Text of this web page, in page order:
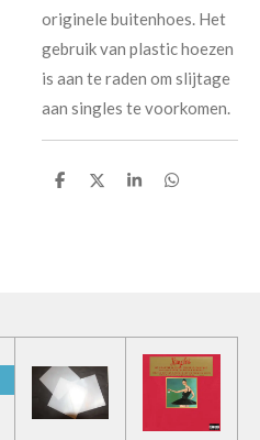
originele buitenhoes. Het
gebruik van plastic hoezen
is aan te raden om slijtage
aan singles te voorkomen.
D
D
S
D